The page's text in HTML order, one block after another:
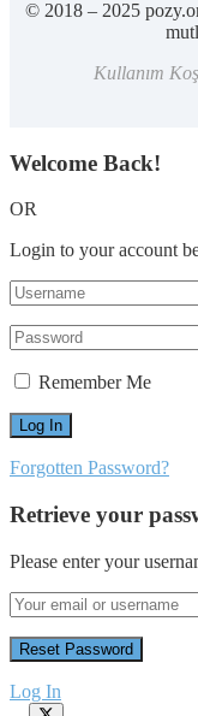
© 2018 – 2025
Kullanım
Welcome Back!
OR
Login to your account
Remember Me
Forgotten Password?
Retrieve your
Please enter your
Log In